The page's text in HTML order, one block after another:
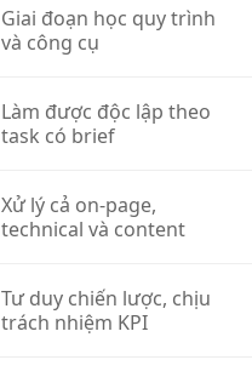
Giai đoạn học quy trình
và công cụ
Làm được độc lập theo
task có brief
Xử lý cả on-page,
technical và content
Tư duy chiến lược, chịu
trách nhiệm KPI